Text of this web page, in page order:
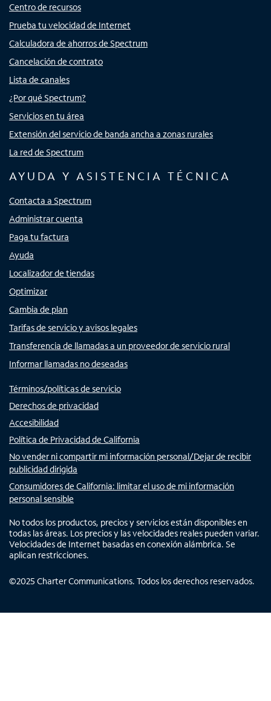
Centro de recursos
Prueba tu velocidad de Internet
Calculadora de ahorros de Spectrum
Cancelación de contrato
Lista de canales
¿Por qué Spectrum?
Servicios en tu área
Extensión del servicio de banda ancha a zonas rurales
La red de Spectrum
AYUDA Y ASISTENCIA TÉCNICA
Contacta a Spectrum
Administrar cuenta
Paga tu factura
Ayuda
Localizador de tiendas
Optimizar
Cambia de plan
Tarifas de servicio y avisos legales
Transferencia de llamadas a un proveedor de servicio rural
Informar llamadas no deseadas
Términos/políticas de servicio
Derechos de privacidad
Accesibilidad
Política de Privacidad de California
No vender ni compartir mi información personal/Dejar de recibir
publicidad dirigida
Consumidores de California: limitar el uso de mi información
personal sensible
No todos los productos, precios y servicios están disponibles en
todas las áreas. Los precios y las velocidades reales pueden variar.
Velocidades de Internet basadas en conexión alámbrica. Se
aplican restricciones.
©2025 Charter Communications. Todos los derechos reservados.